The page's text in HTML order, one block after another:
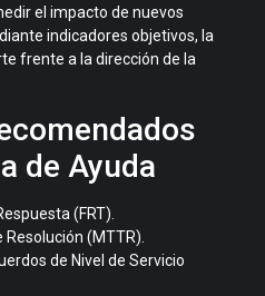
el impacto de nuevos
indicadores objetivos, la
frente a la dirección de la
de Ayuda
(FRT).
(MTTR).
de Nivel de Servicio